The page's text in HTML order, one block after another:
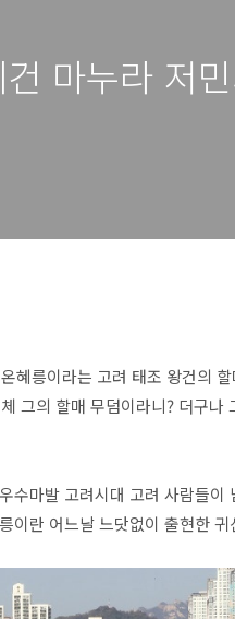
마누라 저
혜릉이라는 고려 태조 왕건의
그의 할매 무덤이라니? 더구나
수마발 고려시대 고려 사람들이
이란 어느날 느닷없이 출현한 귀